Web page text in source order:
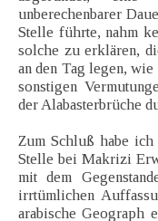
unberechenbarer
Stelle führte, nahm
solche zu erklären,
an den Tag legen,
sonstigen
der Alabasterbrüche
Zum Schluß habe
Stelle bei Makrizi
mit dem
irrtümlichen
arabische Geograph